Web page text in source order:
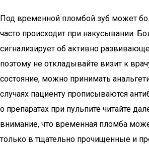
Под временной пломбой зуб может
часто происходит при накусывании.
сигнализирует об активно
поэтому не откладывайте визит к
состояние, можно принимать
случаях пациенту прописываются
о препаратах при пульпите читайте
внимание, что временная пломба
только в тщательно прочищенные и